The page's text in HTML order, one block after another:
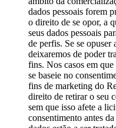
dados pessoais forem
o direito de se opor, a
seus dados pessoais
de perfis. Se se opuser
deixaremos de poder
fins. Nos casos em que
se baseie no
fins de marketing do
direito de retirar o seu
sem que isso afete a
consentimento antes